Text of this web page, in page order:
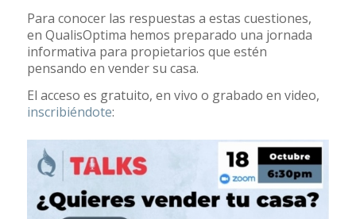
Para conocer las respuestas a estas cuestiones,
en QualisOptima hemos preparado una jornada
informativa para propietarios que estén
pensando en vender su casa.
El acceso es gratuito, en vivo o grabado en video,
inscribiéndote: